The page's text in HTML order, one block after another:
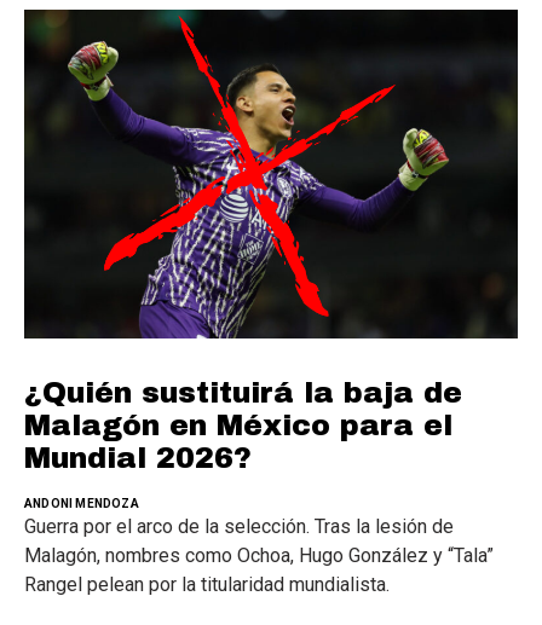
¿Quién sustituirá la baja de
Malagón en México para el
Mundial 2026?
ANDONI MENDOZA
Guerra por el arco de la selección. Tras la lesión de
Malagón, nombres como Ochoa, Hugo González y “Tala”
Rangel pelean por la titularidad mundialista.